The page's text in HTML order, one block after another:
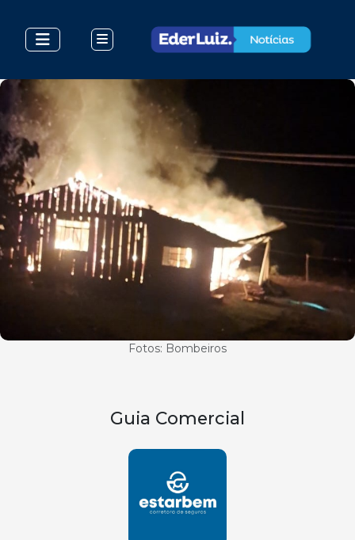
Fotos: Bombeiros
Guia Comercial